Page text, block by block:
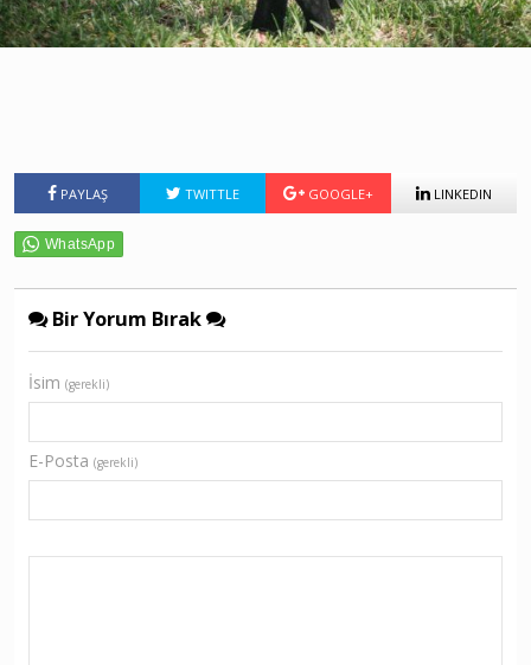
PAYLAŞ TWITTLE GOOGLE+ LINKEDIN
Bir Yorum Bırak
İsim (gerekli)
E-Posta (gerekli)